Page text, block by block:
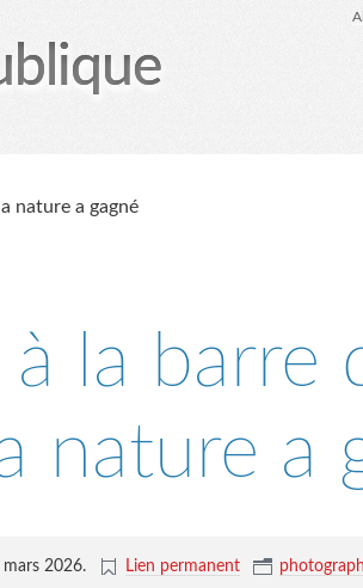
nature a gagné
à la barre
nature a
mars 2026. Lien permanent